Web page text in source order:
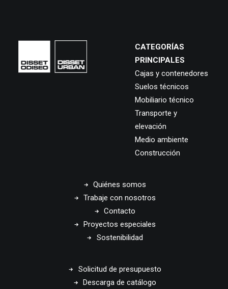
CATEGORÍAS
PRINCIPALES
Cajas y contenedores
Suelos técnicos
Mobiliario técnico
Transporte y
elevación
Medio ambiente
Construcción
Quiénes somos
Trabaje con nosotros
Contacto
Proyectos especiales
Sostenibilidad
Solicitud de presupuesto
Descarga de catálogo